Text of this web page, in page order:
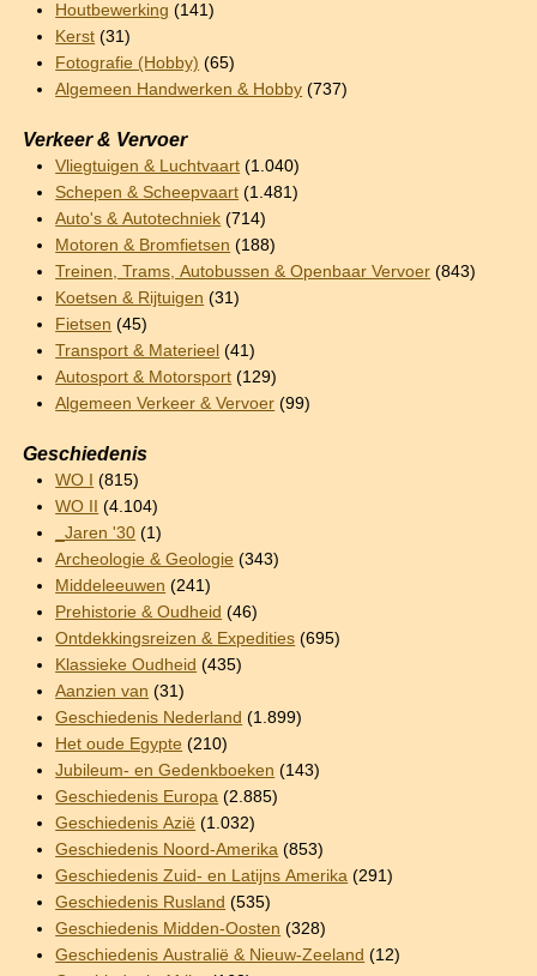
Houtbewerking (141)
Kerst (31)
Fotografie (Hobby) (65)
Algemeen Handwerken & Hobby (737)
Verkeer & Vervoer
Vliegtuigen & Luchtvaart (1.040)
Schepen & Scheepvaart (1.481)
Auto's & Autotechniek (714)
Motoren & Bromfietsen (188)
Treinen, Trams, Autobussen & Openbaar Vervoer (843)
Koetsen & Rijtuigen (31)
Fietsen (45)
Transport & Materieel (41)
Autosport & Motorsport (129)
Algemeen Verkeer & Vervoer (99)
Geschiedenis
WO I (815)
WO II (4.104)
_Jaren '30 (1)
Archeologie & Geologie (343)
Middeleeuwen (241)
Prehistorie & Oudheid (46)
Ontdekkingsreizen & Expedities (695)
Klassieke Oudheid (435)
Aanzien van (31)
Geschiedenis Nederland (1.899)
Het oude Egypte (210)
Jubileum- en Gedenkboeken (143)
Geschiedenis Europa (2.885)
Geschiedenis Azië (1.032)
Geschiedenis Noord-Amerika (853)
Geschiedenis Zuid- en Latijns Amerika (291)
Geschiedenis Rusland (535)
Geschiedenis Midden-Oosten (328)
Geschiedenis Australië & Nieuw-Zeeland (12)